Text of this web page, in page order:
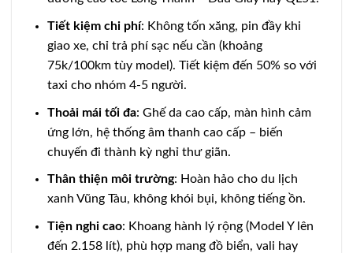
Tiết kiệm chi phí: Không tốn xăng, pin đầy khi
giao xe, chỉ trả phí sạc nếu cần (khoảng
75k/100km tùy model). Tiết kiệm đến 50% so với
taxi cho nhóm 4-5 người.
Thoải mái tối đa: Ghế da cao cấp, màn hình cảm
ứng lớn, hệ thống âm thanh cao cấp – biến
chuyến đi thành kỳ nghỉ thư giãn.
Thân thiện môi trường: Hoàn hảo cho du lịch
xanh Vũng Tàu, không khói bụi, không tiếng ồn.
Tiện nghi cao: Khoang hành lý rộng (Model Y lên
đến 2.158 lít), phù hợp mang đồ biển, vali hay